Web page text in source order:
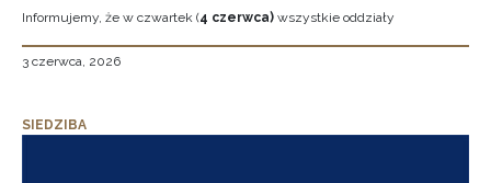
Informujemy, że w czwartek (4 czerwca) wszystkie oddziały
3 czerwca, 2026
SIEDZIBA